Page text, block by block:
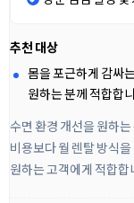
추천 대상
몸을 포근하게 감싸
원하는 분께 적합합
수면 환경 개선을 원하
비용보다 월 렌탈 방식
원하는 고객에게 적합합